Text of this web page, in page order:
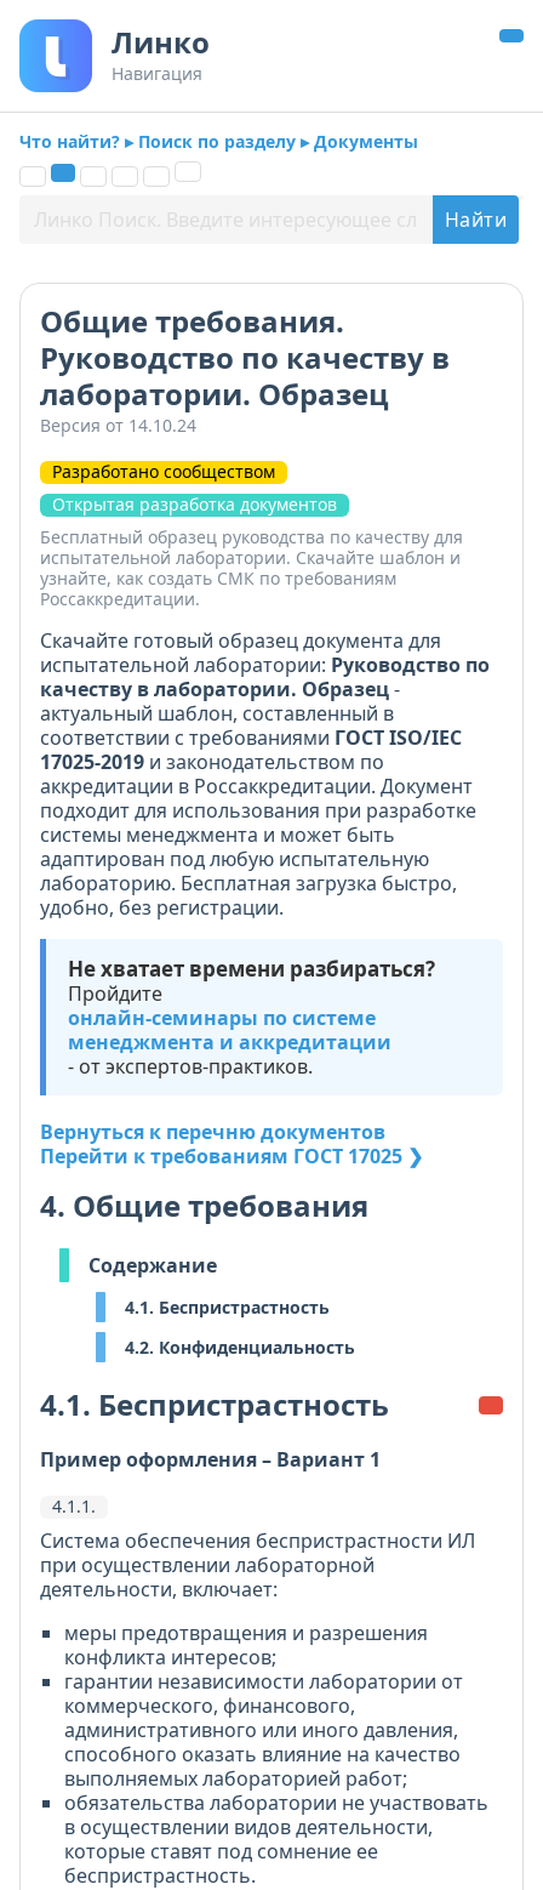
Линко
Навигация
Что найти? ▸ Поиск по разделу ▸ Документы
Общие требования.
Руководство по качеству в
лаборатории. Образец
Версия от 14.10.24
Разработано сообществом
Открытая разработка документов
Бесплатный образец руководства по качеству для
испытательной лаборатории. Скачайте шаблон и
узнайте, как создать СМК по требованиям
Россаккредитации.
Скачайте готовый образец документа для
испытательной лаборатории: Руководство по
качеству в лаборатории. Образец-
актуальный шаблон, составленный в
соответствии с требованиями ГОСТ ISO/IEC
17025-2019 и законодательством по
аккредитации в Россаккредитации. Документ
подходит для использования при разработке
системы менеджмента и может быть
адаптирован под любую испытательную
лабораторию. Бесплатная загрузка быстро,
удобно, без регистрации.
Не хватает времени разбираться?
Пройдите
онлайн-семинары по системе
менеджмента и аккредитации
- от экспертов-практиков.
Вернуться к перечню документов
Перейти к требованиям ГОСТ 17025 ❯
4. Общие требования
Содержание
4.1. Беспристрастность
4.2. Конфиденциальность
4.1. Беспристрастность
Пример оформления – Вариант 1
4.1.1.
Система обеспечения беспристрастности ИЛ
при осуществлении лабораторной
деятельности, включает:
меры предотвращения и разрешения
конфликта интересов;
гарантии независимости лаборатории от
коммерческого, финансового,
административного или иного давления,
способного оказать влияние на качество
выполняемых лабораторией работ;
обязательства лаборатории не участвовать
в осуществлении видов деятельности,
которые ставят под сомнение ее
беспристрастность.